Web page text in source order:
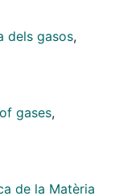
of molecular
distribution
f^(1)(x_1) f^{(1)}
and $\chi$
have found
in a small region
The size
dels gasos,
gases,
de la Matèria